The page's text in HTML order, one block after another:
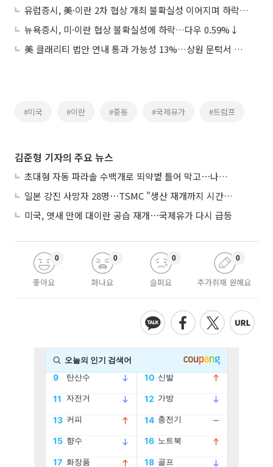
유럽증시, 美·이란 2차 협상 개최 불확실성 이어지며 하락세…스톡스600 0.87%↓
뉴욕증시, 미·이란 협상 불확실성에 하락…다우 0.59%↓
美 클래리티 법안 연내 통과 가능성 13%…상원 문턱서 제동
#미국 #이란 #중동 #국제유가 #트럼프
김준형 기자의 주요 뉴스
초대형 자동 파라솔 수백개로 뙤약볕 틀어 막고⋯나라별 폭염 생존법
일본 강진 사망자 28명⋯TSMC "생산 재개까지 시간 필요해"
미국, 엿새 만에 대이란 공습 재개⋯국제유가 다시 급등
좋아요
0
화나요
0
슬퍼요
0
추가취재 원해요
0